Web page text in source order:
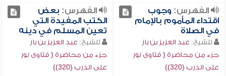
الفهرس: وجوب
اقتداء المأموم بالإمام
في الصلاة
للشيخ: عبد العزيز بن باز
جزء من محاضرة ( فتاوى نور
على الدرب (320))
الفهرس: بعض
الكتب المفيدة التي
تعين المسلم في دينه
للشيخ: عبد العزيز بن باز
جزء من محاضرة ( فتاوى نور
على الدرب (320))